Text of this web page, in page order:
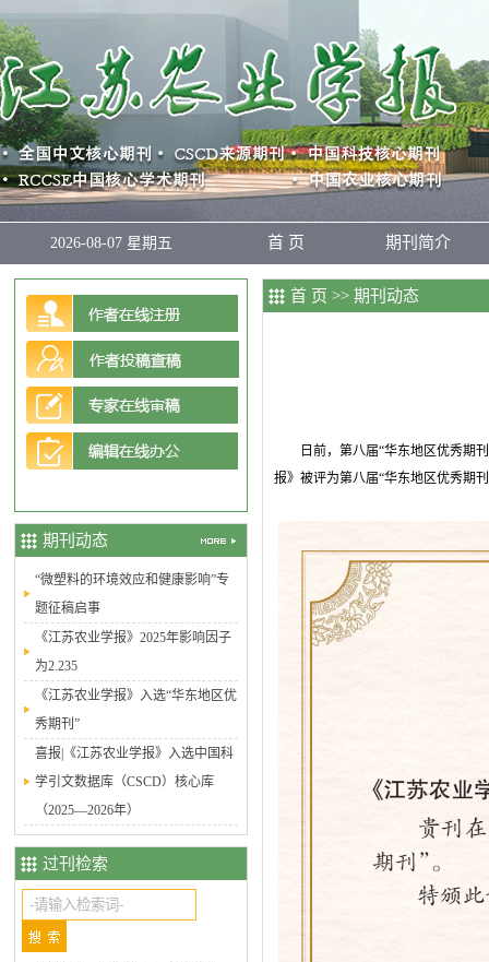
2026-08-07 星期五 首 页 期刊简介
首 页 >> 期刊动态
日前，第八届“华东地区优秀期刊
报》被评为第八届“华东地区优秀期
期刊动态
“微塑料的环境效应和健康影响”专
题征稿启事
《江苏农业学报》2025年影响因子
为2.235
《江苏农业学报》入选“华东地区优
秀期刊”
喜报|《江苏农业学报》入选中国科
学引文数据库（CSCD）核心库
（2025—2026年）
过刊检索